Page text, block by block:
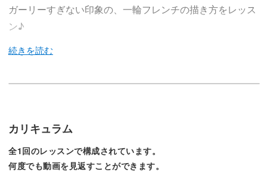
ガーリーすぎない印象の、一輪フレンチの描き方をレッス
ン♪
愛さを演出してくれます。
そのようなリアルなお花を描くには、
カリキュラム
全1回のレッスンで構成されています。
何度でも動画を見返すことができます。